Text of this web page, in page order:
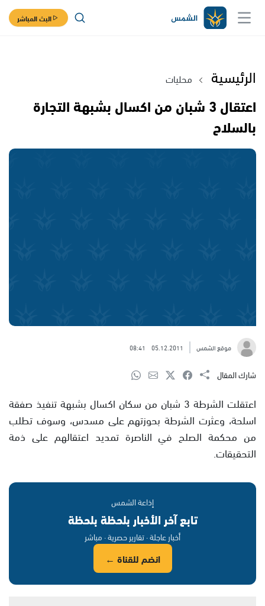
البث المباشر
الرئيسية محليات
اعتقال 3 شبان من اكسال بشبهة التجارة
بالسلاح
موقع الشمس 05.12.2011
08:41
شارك المقال
اعتقلت الشرطة 3 شبان من سكان اكسال بشبهة تنفيذ صفقة
اسلحة، وعثرت الشرطة بحوزتهم على مسدس، وسوف تطلب
من محكمة الصلح في الناصرة تمديد اعتقالهم على ذمة
التحقيقات.
إذاعة الشمس
تابع آخر الأخبار بلحظة بلحظة
أخبار عاجلة · تقارير حصرية · مباشر
انضم للقناة ←